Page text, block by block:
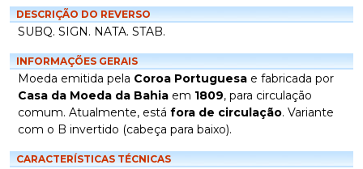
DESCRIÇÃO DO REVERSO
SUBQ. SIGN. NATA. STAB.
INFORMAÇÕES GERAIS
Moeda emitida pela Coroa Portuguesa e fabricada por
Casa da Moeda da Bahia em 1809, para circulação
comum. Atualmente, está fora de circulação. Variante
com o B invertido (cabeça para baixo).
CARACTERÍSTICAS TÉCNICAS